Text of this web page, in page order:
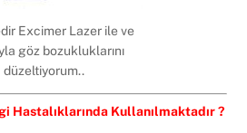
Excimer Lazer ile ve
göz bozukluklarını
düzeltiyorum..
Hastalıklarında Kullanılmaktadır ?